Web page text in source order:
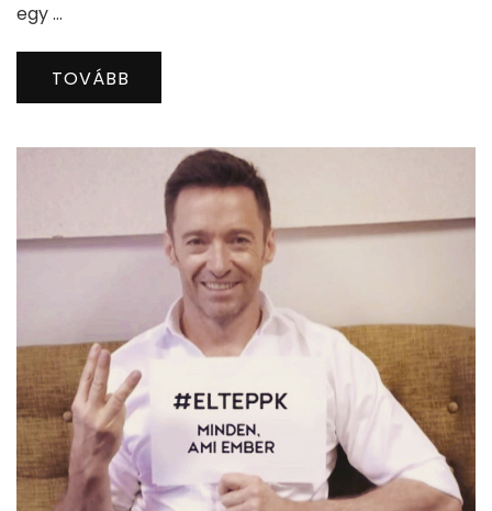
egy …
TOVÁBB